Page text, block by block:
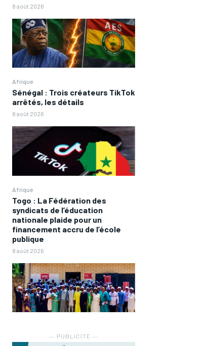
8 août 2026
Afrique
Sénégal : Trois créateurs TikTok
arrêtés, les détails
8 août 2026
Afrique
Togo : La Fédération des
syndicats de l’éducation
nationale plaide pour un
financement accru de l’école
publique
8 août 2026
― PUBLICITE ―